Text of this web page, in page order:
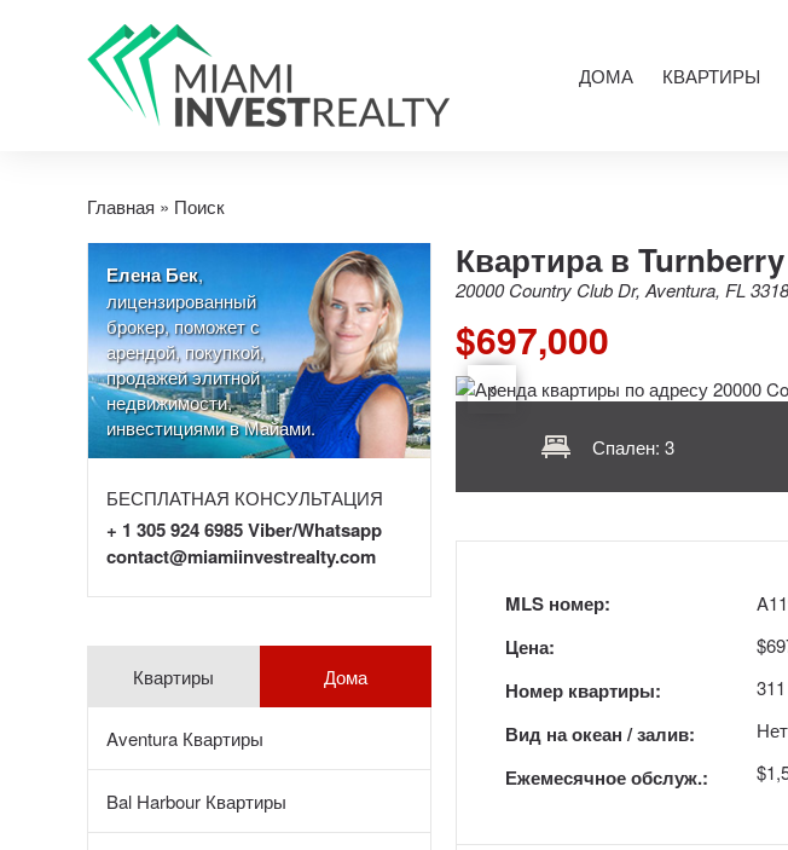
ДОМА КВАРТИРЫ
Главная » Поиск
Елена Бек,
лицензированный
брокер, поможет с
арендой, покупкой,
продажей элитной
недвижимости,
инвестициями в Майами.
БЕСПЛАТНАЯ КОНСУЛЬТАЦИЯ
+ 1 305 924 6985 Viber/Whatsapp
contact@miamiinvestrealty.com
Квартиры
Aventura Квартиры
Bal Harbour Квартиры
Дома
Квартира в
20000 Country Club Dr, Aventura, FL
$697,000
Спален: 3
MLS номер:
Цена:
Номер квартиры:
Вид на океан / залив:
Ежемесячное обслуж.:
311
Нет